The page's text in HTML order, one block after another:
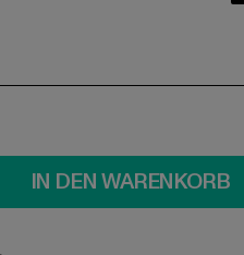
IN DEN WARENKORB